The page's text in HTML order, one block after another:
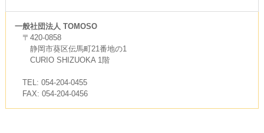
一般社団法人 TOMOSO
〒420-0858
静岡市葵区伝馬町21番地の1
CURIO SHIZUOKA 1階
TEL: 054-204-0455
FAX: 054-204-0456